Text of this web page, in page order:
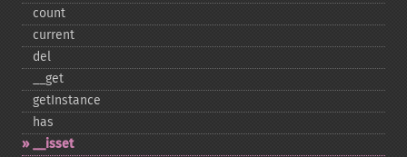
count
current
del
_​_​get
getInstance
has
_​_​isset